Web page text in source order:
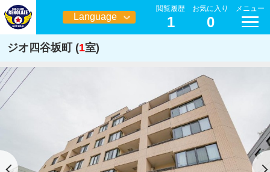
Language
日本語
閲覧履歴
1
お気に入り
0
メニュー
ジオ四谷坂町 (1室)